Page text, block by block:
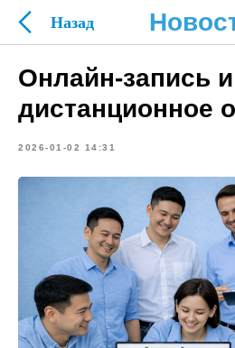
Онлайн-запись и
дистанционное
2026-01-02 14:31